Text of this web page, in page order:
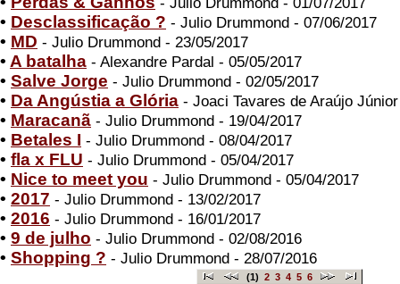
• Desclassificação ? - Julio Drummond - 07/06/2017
• MD - Julio Drummond - 23/05/2017
• A batalha - Alexandre Pardal - 05/05/2017
• Salve Jorge - Julio Drummond - 02/05/2017
• Da Angústia a Glória - Joaci Tavares de Araújo
• Maracanã - Julio Drummond - 19/04/2017
• Betales I - Julio Drummond - 08/04/2017
• fla x FLU - Julio Drummond - 05/04/2017
• Nice to meet you - Julio Drummond - 05/04/2017
• 2017 - Julio Drummond - 13/02/2017
• 2016 - Julio Drummond - 16/01/2017
• 9 de julho - Julio Drummond - 02/08/2016
• Shopping ? - Julio Drummond - 28/07/2016
(1) 2 3 4 5 6